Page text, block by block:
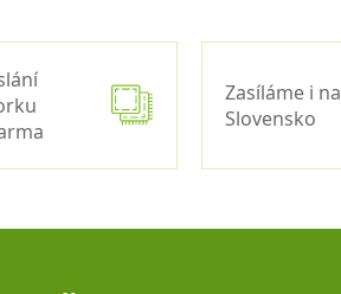
Zasíláme i na
Slovensko